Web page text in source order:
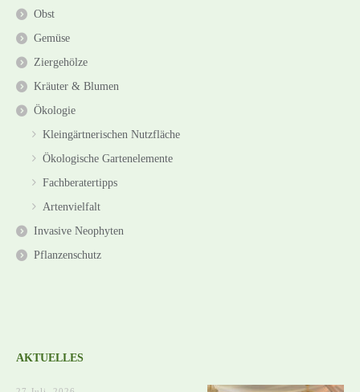
Obst
Gemüse
Ziergehölze
Kräuter & Blumen
Ökologie
Kleingärtnerischen Nutzfläche
Ökologische Gartenelemente
Fachberatertipps
Artenvielfalt
Invasive Neophyten
Pflanzenschutz
AKTUELLES